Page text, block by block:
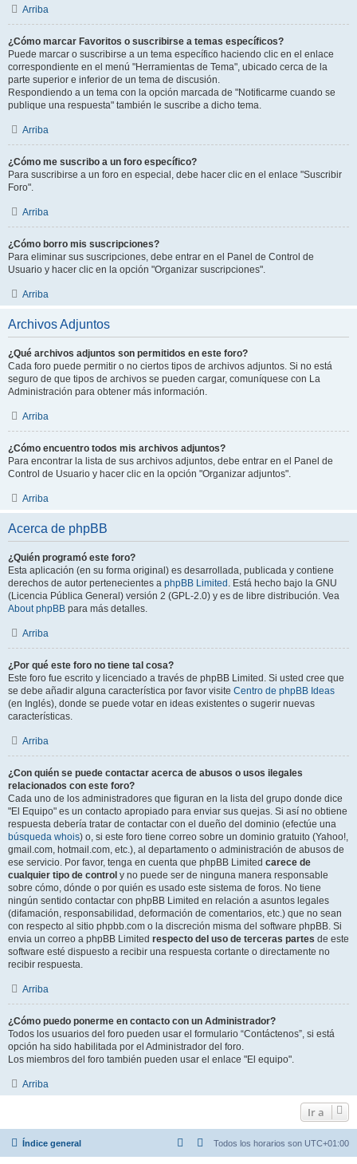
Arriba
¿Cómo marcar Favoritos o suscribirse a temas específicos?
Puede marcar o suscribirse a un tema específico haciendo clic en el enlace
correspondiente en el menú "Herramientas de Tema", ubicado cerca de la
parte superior e inferior de un tema de discusión.
Respondiendo a un tema con la opción marcada de "Notificarme cuando se
publique una respuesta" también le suscribe a dicho tema.
Arriba
¿Cómo me suscribo a un foro específico?
Para suscribirse a un foro en especial, debe hacer clic en el enlace "Suscribir
Foro".
Arriba
¿Cómo borro mis suscripciones?
Para eliminar sus suscripciones, debe entrar en el Panel de Control de
Usuario y hacer clic en la opción "Organizar suscripciones".
Arriba
Archivos Adjuntos
¿Qué archivos adjuntos son permitidos en este foro?
Cada foro puede permitir o no ciertos tipos de archivos adjuntos. Si no está
seguro de que tipos de archivos se pueden cargar, comuníquese con La
Administración para obtener más información.
Arriba
¿Cómo encuentro todos mis archivos adjuntos?
Para encontrar la lista de sus archivos adjuntos, debe entrar en el Panel de
Control de Usuario y hacer clic en la opción "Organizar adjuntos".
Arriba
Acerca de phpBB
¿Quién programó este foro?
Esta aplicación (en su forma original) es desarrollada, publicada y contiene
derechos de autor pertenecientes a phpBB Limited . Está hecho bajo la GNU
(Licencia Pública General) versión 2 (GPL-2.0) y es de libre distribución. Vea
About phpBB para más detalles.
Arriba
¿Por qué este foro no tiene tal cosa?
Este foro fue escrito y licenciado a través de phpBB Limited. Si usted cree que
se debe añadir alguna característica por favor visite Centro de phpBB Ideas
(en Inglés), donde se puede votar en ideas existentes o sugerir nuevas
características.
Arriba
¿Con quién se puede contactar acerca de abusos o usos ilegales
relacionados con este foro?
Cada uno de los administradores que figuran en la lista del grupo donde dice
"El Equipo" es un contacto apropiado para enviar sus quejas. Si así no obtiene
respuesta debería tratar de contactar con el dueño del dominio (efectúe una
búsqueda whois) o, si este foro tiene correo sobre un dominio gratuito (Yahoo!,
gmail.com, hotmail.com, etc.), al departamento o administración de abusos de
ese servicio. Por favor, tenga en cuenta que phpBB Limited carece de
cualquier tipo de control y no puede ser de ninguna manera responsable
sobre cómo, dónde o por quién es usado este sistema de foros. No tiene
ningún sentido contactar con phpBB Limited en relación a asuntos legales
(difamación, responsabilidad, deformación de comentarios, etc.) que no sean
con respecto al sitio phpbb.com o la discreción misma del software phpBB. Si
envia un correo a phpBB Limited respecto del uso de terceras partes de este
software esté dispuesto a recibir una respuesta cortante o directamente no
recibir respuesta.
Arriba
¿Cómo puedo ponerme en contacto con un Administrador?
Todos los usuarios del foro pueden usar el formulario “Contáctenos”, si está
opción ha sido habilitada por el Administrador del foro.
Los miembros del foro también pueden usar el enlace "El equipo".
Arriba
Ir a
Índice general Todos los horarios son UTC+01:00